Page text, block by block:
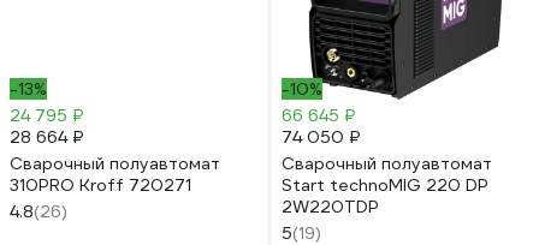
-13%
24 795 ₽
28 664 ₽
Сварочный полуавтомат
310PRO Kroff 720271
4.8(26)
-10%
66 645 ₽
74 050 ₽
Сварочный полуавтомат
Start technoMIG 220 DP
2W220TDP
5(19)